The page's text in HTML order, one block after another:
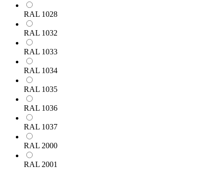
RAL 1028
RAL 1032
RAL 1033
RAL 1034
RAL 1035
RAL 1036
RAL 1037
RAL 2000
RAL 2001